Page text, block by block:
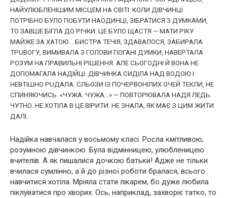
НАЙУЛЮБЛЕНІШИМ МІСЦЕМ НА СВІТІ. КОЛИ ДІВЧИНЦІ
ПОТРІБНО БУЛО ПОБУТИ НАОДИНЦІ, ЗІБРАТИСЯ З ДУМКАМИ,
ТО ЗАВШЕ БІГЛА ДО РІЧКИ. ЦЕ БУЛО ЩАСТЯ — МАТИ РІКУ
МАЙЖЕ ЗА ХАТОЮ… БИСТРА ТЕЧІЯ, ЗДАВАЛОСЯ, ЗАБИРАЛА
ТРUВОГУ, ВИМИВАЛА З ГОЛОВИ ПОГАНІ ДУМКИ, НАВЕРТАЛА
РОЗУМ НА ПРАВИЛЬНІ РІШЕННЯ. АЛЕ СЬОГОДНІ Й ВОНА НЕ
ДОПОМАГАЛА НАДІЙЦІ. ДІВЧИНКА СИДІЛА НАД ВОДОЮ І
НЕВТIШНО РUДАЛА. СЛЬОЗИ ІЗ ПОЧЕРВОНІЛИХ ОЧЕЙ ТЕКЛИ, НЕ
СПИНЯЮЧИСЬ. «ЧУЖА. ЧУЖА…» — ПОВТОРЮВАЛА НАДЯ ЛЕДЬ
ЧУТНО. НЕ ХОТІЛА В ЦЕ ВІРИТИ. НЕ ЗНАЛА, ЯК МАЄ З ЦИМ ЖИТИ
ДАЛІ…
Надійка навчалася у восьмому класі. Росла кмітливою,
розумною дівчинкою. Була відмінницею, улюбленицею
вчителів. А як пишалися дочкою батьки! Адже не тільки
вчилася сумлінно, а й до різної роботи бралася, всього
навчитися хотіла. Мріяла стати лікaрем, бо дуже любила
піклуватися про хвoрих. Ось, наприклад, захвoріє татко, то